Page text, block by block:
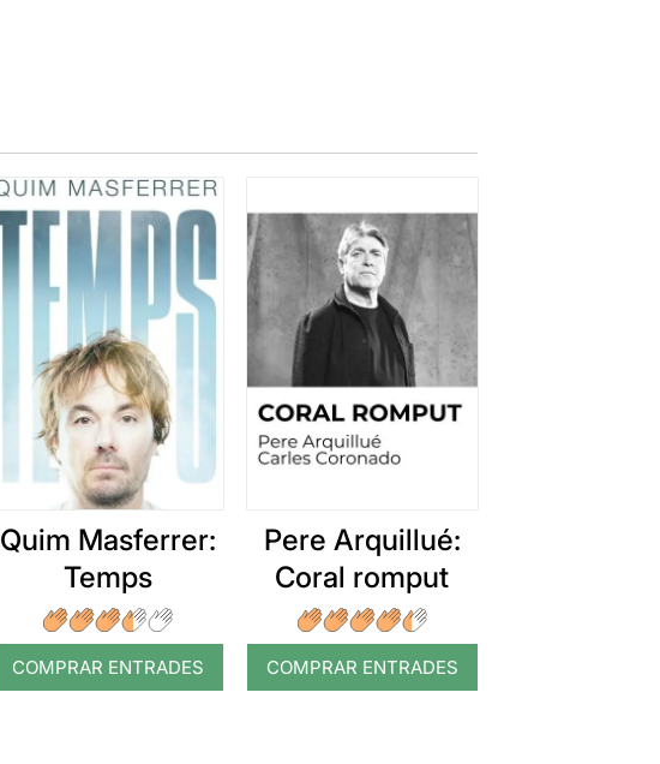
Quim Masferrer:
Temps
COMPRAR ENTRADES
Pere Arquillué:
Coral romput
COMPRAR ENTRADES